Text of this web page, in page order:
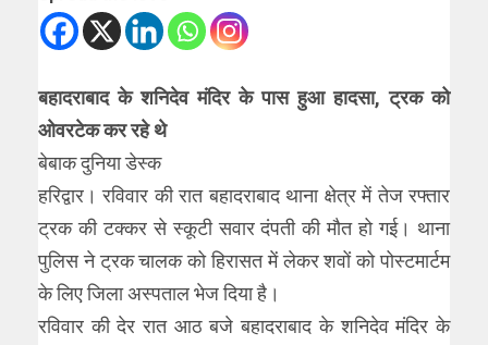
बहादराबाद के शनिदेव मंदिर के पास हुआ हादसा, ट्रक को
ओवरटेक कर रहे थे
बेबाक दुनिया डेस्क
हरिद्वार। रविवार की रात बहादराबाद थाना क्षेत्र में तेज रफ्तार
ट्रक की टक्कर से स्कूटी सवार दंपती की मौत हो गई। थाना
पुलिस ने ट्रक चालक को हिरासत में लेकर शवों को पोस्टमार्टम
के लिए जिला अस्पताल भेज दिया है।
रविवार की देर रात आठ बजे बहादराबाद के शनिदेव मंदिर के